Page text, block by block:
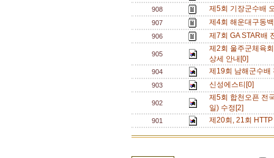
908 제5회 기장군수배
907 제4회 해운대구동
906 제7회 GA STAR배
905
제2회 울주군체육
상세 안내[0]
904 제19회 남해군수
903 신성에스티[0]
902
제5회 합천오픈 전
일) 수정[2]
901 제20회, 21회